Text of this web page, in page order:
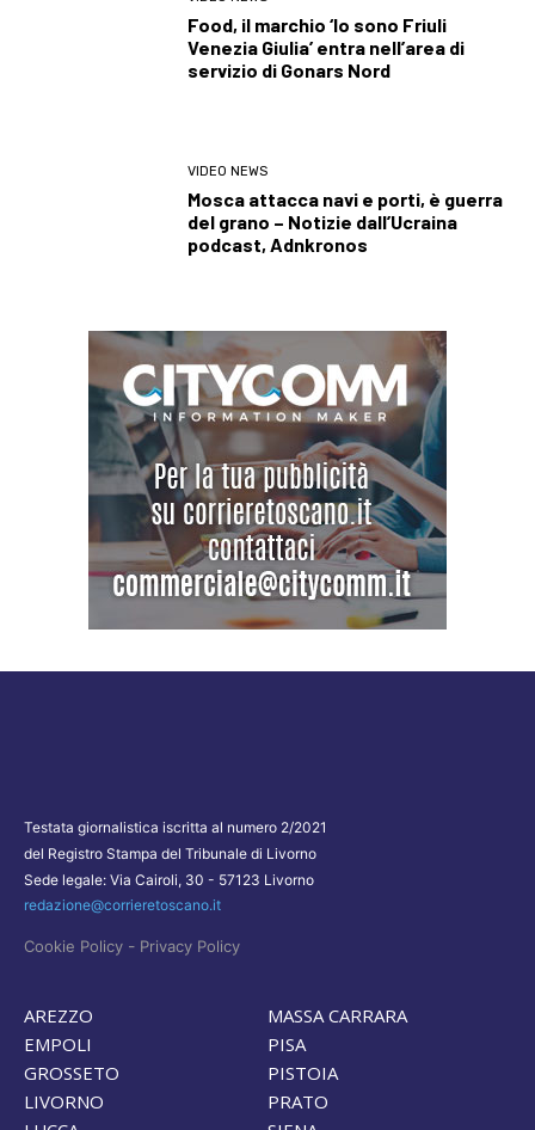
Food, il marchio ‘Io sono Friuli
Venezia Giulia’ entra nell’area di
servizio di Gonars Nord
VIDEO NEWS
Mosca attacca navi e porti, è guerra
del grano – Notizie dall’Ucraina
podcast, Adnkronos
Testata giornalistica iscritta al numero 2/2021
del Registro Stampa del Tribunale di Livorno
Sede legale: Via Cairoli, 30 - 57123 Livorno
redazione@corrieretoscano.it
Cookie Policy - Privacy Policy
AREZZO
EMPOLI
GROSSETO
LIVORNO
MASSA CARRARA
PISA
PISTOIA
PRATO